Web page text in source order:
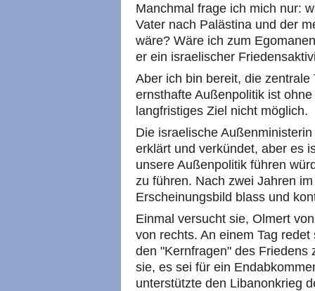
Manchmal frage ich mich nur:
Vater nach Palästina und der
wäre? Wäre ich zum
er ein israelischer
Aber ich bin bereit, die
ernsthafte Außenpolitik ist
langfristiges Ziel nicht möglich.
Die israelische
erklärt und verkündet, aber es
unsere Außenpolitik führen
zu führen. Nach zwei Jahren
Erscheinungsbild blass und
Einmal versucht sie, Olmert
von rechts. An einem Tag
den "Kernfragen" des Friedens
sie, es sei für ein
unterstützte den Libanonkrieg